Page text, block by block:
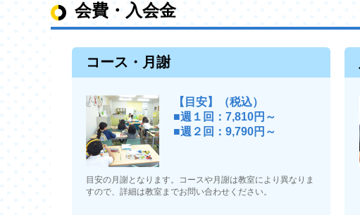
会費・入会金
コース・月謝
【目安】（税込）
■週１回：7,810円～
■週２回：9,790円～
目安の月謝となります。コースや月謝は教室により異なりま
すので、詳細は教室までお問い合わせください。